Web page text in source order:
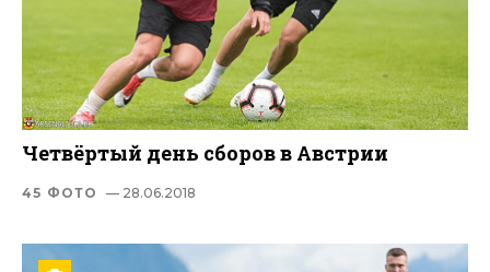
Четвёртый день сборов в Австрии
45 ФОТО — 28.06.2018